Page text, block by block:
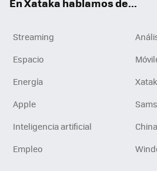
En Xataka hablamos de...
Streaming
Espacio
Energía
Apple
Inteligencia artificial
China
Empleo